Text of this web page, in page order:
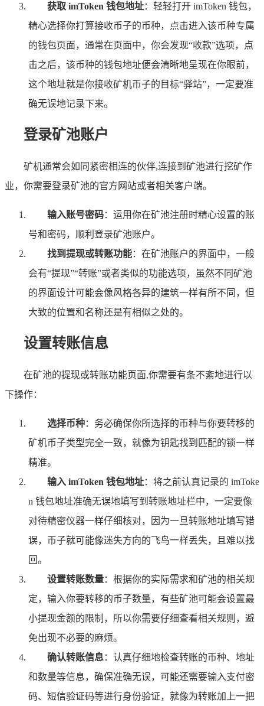
获取 imToken 钱包地址：轻轻打开 imToken 钱包，
精心选择你打算接收币子的币种，点击进入该币种专属
的钱包页面，通常在页面中，你会发现“收款”选项，点
击之后，该币种的钱包地址便会清晰地呈现在你眼前，
这个地址就是你接收矿机币子的目标“驿站”，一定要准
确无误地记录下来。
登录矿池账户
矿机通常会如同紧密相连的伙伴,连接到矿池进行挖矿作
业，你需要登录矿池的官方网站或者相关客户端。
输入账号密码：运用你在矿池注册时精心设置的账
号和密码，顺利登录矿池账户。
找到提现或转账功能：在矿池账户的界面中，一般
会有“提现”“转账”或者类似的功能选项，虽然不同矿池
的界面设计可能会像风格各异的建筑一样有所不同，但
大致的位置和名称还是有相似之处的。
设置转账信息
在矿池的提现或转账功能页面,你需要有条不紊地进行以
下操作：
选择币种：务必确保你所选择的币种与你要转移的
矿机币子类型完全一致，就像为钥匙找到匹配的锁一样
精准。
输入 imToken 钱包地址：将之前认真记录的 imToke
n 钱包地址准确无误地填写到转账地址栏中，一定要像
对待精密仪器一样仔细核对，因为一旦转账地址填写错
误，币子就可能像迷失方向的飞鸟一样丢失，且难以找
回。
设置转账数量：根据你的实际需求和矿池的相关规
定，输入你要转移的币子数量，有些矿池可能会设置最
小提现金额的限制，所以你需要仔细查看相关规则，避
免出现不必要的麻烦。
确认转账信息：认真仔细地检查转账的币种、地址
和数量等信息，确保准确无误，可能还需要输入支付密
码、短信验证码等进行身份验证，就像为转账加上一把